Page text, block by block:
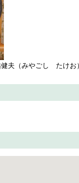
夫（みやごし たけお